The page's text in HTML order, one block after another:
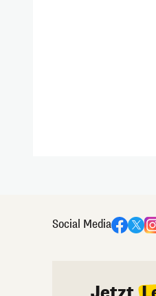
Social Media